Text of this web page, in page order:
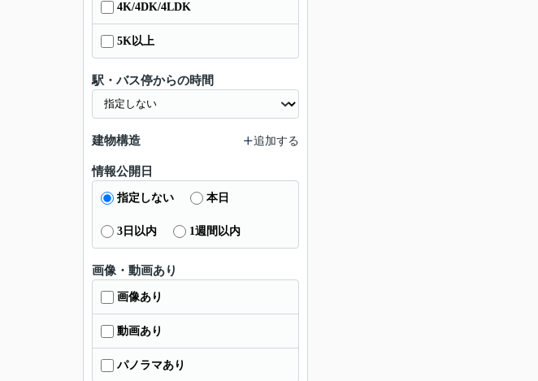
4K/4DK/4LDK
5K以上
駅・バス停からの時間
建物構造 追加する
情報公開日
指定しない 本日
3日以内 1週間以内
画像・動画あり
画像あり
動画あり
パノラマあり